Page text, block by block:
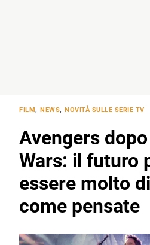
FILM, NEWS, NOVITÀ SULLE SERIE TV
Avengers
Wars: il futuro
essere molto
come pensate